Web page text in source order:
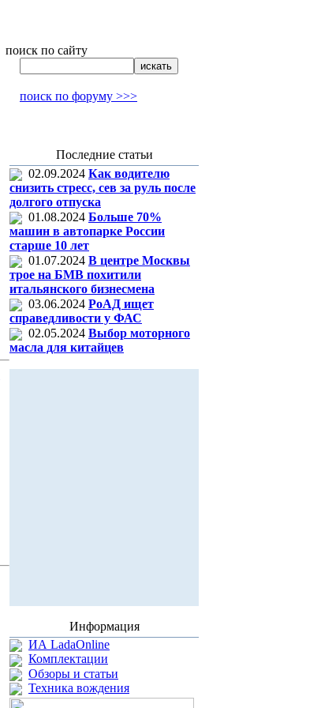
поиск по сайту
поиск по форуму >>>
Последние статьи
02.09.2024 Как водителю
снизить стресс, сев за руль после
долгого отпуска
01.08.2024 Больше 70%
машин в автопарке России
старше 10 лет
01.07.2024 В центре Москвы
трое на БМВ похитили
итальянского бизнесмена
03.06.2024 РоАД ищет
справедливости у ФАС
02.05.2024 Выбор моторного
масла для китайцев
Информация
ИА LadaOnline
Комплектации
Обзоры и статьи
Техника вождения